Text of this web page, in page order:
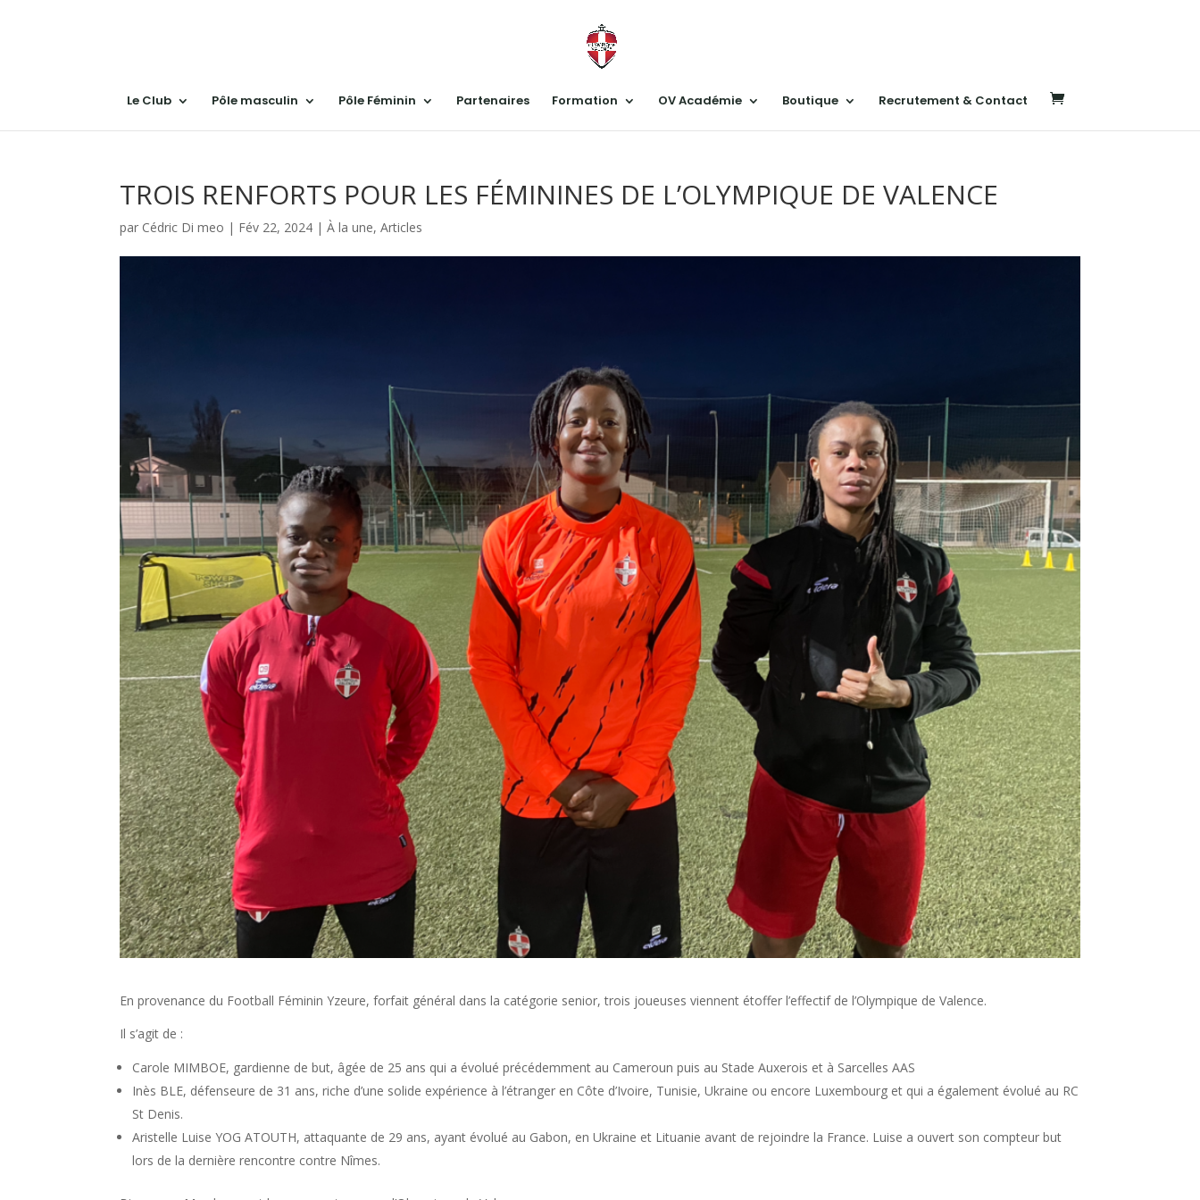
Le Club Pôle masculin Pôle Féminin Partenaires Formation OV Académie Boutique Recrutement & Contact
TROIS RENFORTS POUR LES FÉMININES DE L’OLYMPIQUE DE VALENCE
par Cédric Di meo | Fév 22, 2024 |À la une,Articles
En provenance du Football Féminin Yzeure, forfait général dans la catégorie senior, trois joueuses viennent étoffer l’effectif de l’Olympique de Valence.
Il s’agit de :
Carole MIMBOE, gardienne de but, âgée de 25 ans qui a évolué précédemment au Cameroun puis au Stade Auxerois et à Sarcelles AAS
Inès BLE, défenseure de 31 ans, riche d’une solide expérience à l’étranger en Côte d’Ivoire, Tunisie, Ukraine ou encore Luxembourg et qui a également évolué au RC
St Denis.
Aristelle Luise YOG ATOUTH, attaquante de 29 ans, ayant évolué au Gabon, en Ukraine et Lituanie avant de rejoindre la France. Luise a ouvert son compteur but
lors de la dernière rencontre contre Nîmes.